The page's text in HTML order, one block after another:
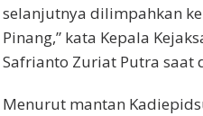
selanjutnya dilimpahkan
Pinang,” kata Kepala
Safrianto Zuriat Putra saat
Menurut mantan